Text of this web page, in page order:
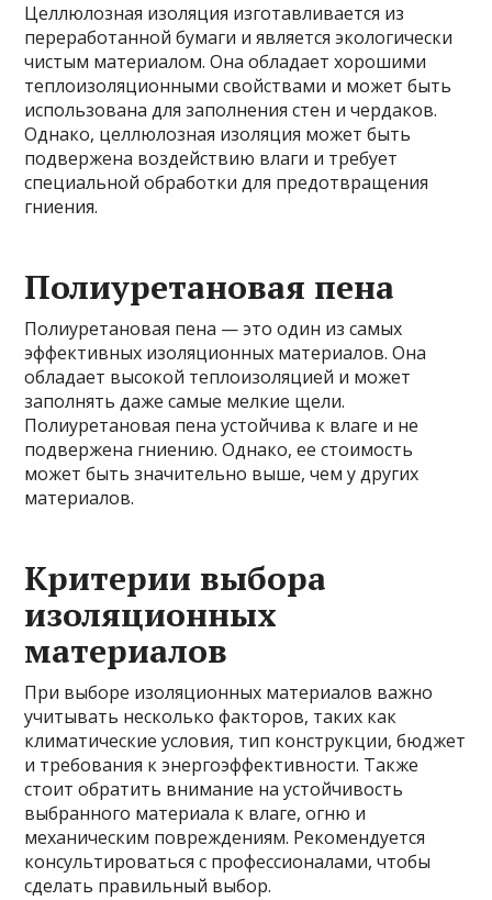
Целлюлозная изоляция изготавливается из
переработанной бумаги и является экологически
чистым материалом. Она обладает хорошими
теплоизоляционными свойствами и может быть
использована для заполнения стен и чердаков.
Однако, целлюлозная изоляция может быть
подвержена воздействию влаги и требует
специальной обработки для предотвращения
гниения.
Полиуретановая пена
Полиуретановая пена — это один из самых
эффективных изоляционных материалов. Она
обладает высокой теплоизоляцией и может
заполнять даже самые мелкие щели.
Полиуретановая пена устойчива к влаге и не
подвержена гниению. Однако, ее стоимость
может быть значительно выше, чем у других
материалов.
Критерии выбора
изоляционных
материалов
При выборе изоляционных материалов важно
учитывать несколько факторов, таких как
климатические условия, тип конструкции, бюджет
и требования к энергоэффективности. Также
стоит обратить внимание на устойчивость
выбранного материала к влаге, огню и
механическим повреждениям. Рекомендуется
консультироваться с профессионалами, чтобы
сделать правильный выбор.